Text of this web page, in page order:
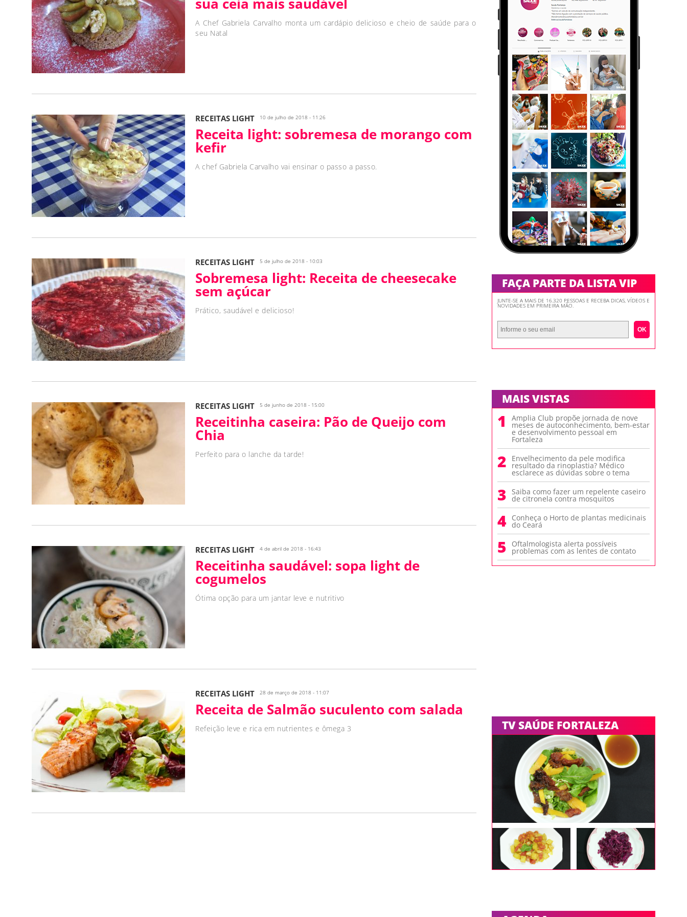
A Chef Gabriela Carvalho monta um cardápio delicioso e cheio de saúde para o
seu Natal
RECEITAS LIGHT 10 de julho de 2018 - 11:26
Receita light: sobremesa de morango com
kefir
A chef Gabriela Carvalho vai ensinar o passo a passo.
RECEITAS LIGHT 5 de julho de 2018 - 10:03
Sobremesa light: Receita de cheesecake
sem açúcar
Prático, saudável e delicioso!
RECEITAS LIGHT 5 de junho de 2018 - 15:00
Receitinha caseira: Pão de Queijo com
Chia
Perfeito para o lanche da tarde!
RECEITAS LIGHT 4 de abril de 2018 - 16:43
Receitinha saudável: sopa light de
cogumelos
Ótima opção para um jantar leve e nutritivo
RECEITAS LIGHT 28 de março de 2018 - 11:07
Receita de Salmão suculento com salada
Refeição leve e rica em nutrientes e ômega 3
FAÇA PARTE DA LISTA VIP
JUNTE-SE A MAIS DE 16.320 PESSOAS E RECEBA DICAS, VÍDEOS E
NOVIDADES EM PRIMEIRA MÃO.
OK
MAIS VISTAS
1 Amplia Club propõe jornada de nove
meses de autoconhecimento, bem-estar
e desenvolvimento pessoal em
Fortaleza
2 Envelhecimento da pele modifica
resultado da rinoplastia? Médico
esclarece as dúvidas sobre o tema
3 Saiba como fazer um repelente caseiro
de citronela contra mosquitos
4 Conheça o Horto de plantas medicinais
do Ceará
5 Oftalmologista alerta possíveis
problemas com as lentes de contato
TV SAÚDE FORTALEZA